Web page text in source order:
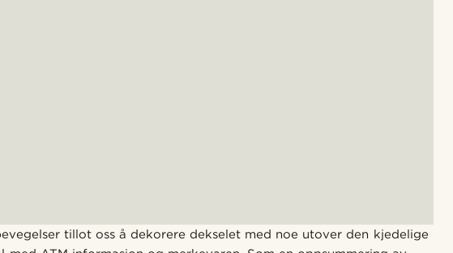
tillot oss å dekorere dekselet med noe utover den kjedelige